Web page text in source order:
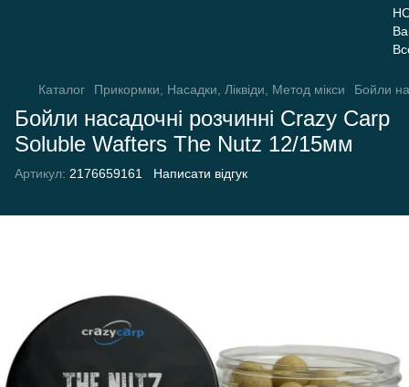
Каталог Прикормки, Насадки, Ліквіди, Метод мікси Бойли
Бойли насадочні розчинні Crazy Carp
Soluble Wafters The Nutz 12/15мм
Артикул: 2176659161 Написати відгук